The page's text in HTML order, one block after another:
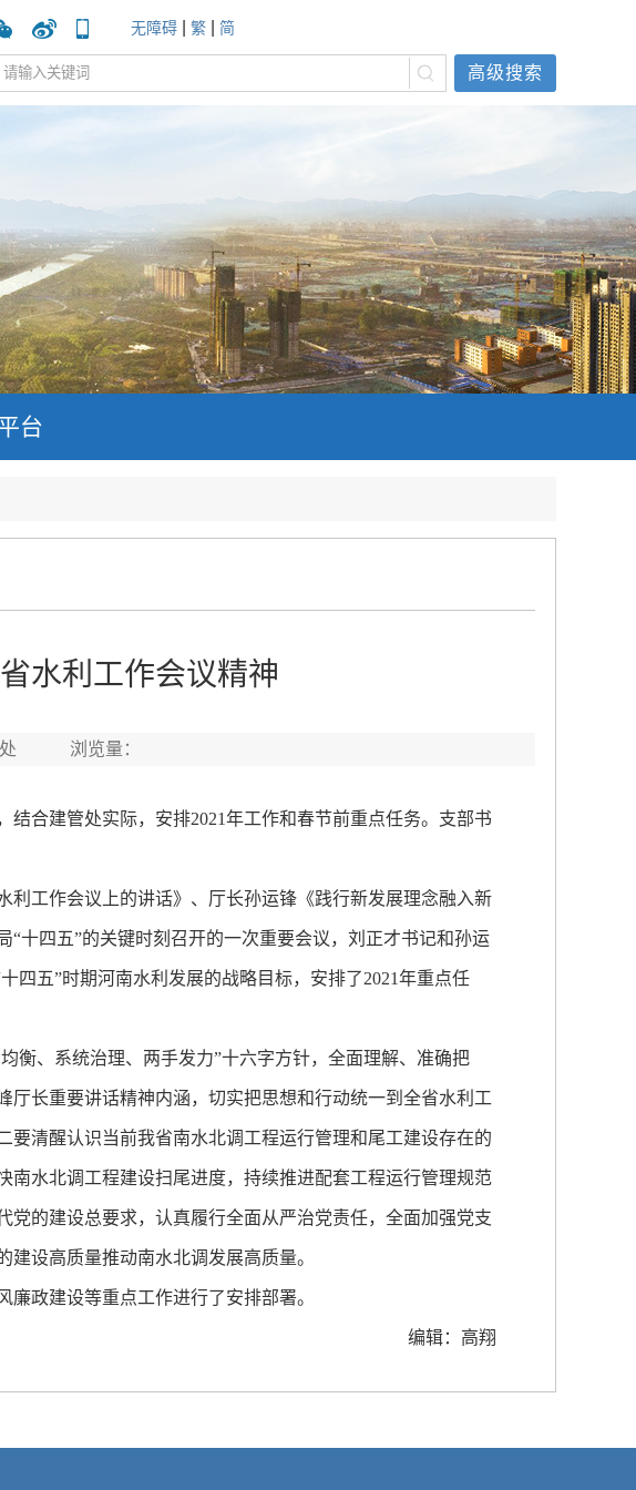
无障碍 繁 简
高级搜索
台
水利工作会议精神
处 浏览量：
合建管处实际，安排2021年工作和春节前重点任务。支部书
工作会议上的讲话》、厅长孙运锋《践行新发展理念融入新
十四五”的关键时刻召开的一次重要会议，刘正才书记和孙运
四五”时期河南水利发展的战略目标，安排了2021年重点任
、系统治理、两手发力”十六字方针，全面理解、准确把
长重要讲话精神内涵，切实把思想和行动统一到全省水利工
清醒认识当前我省南水北调工程运行管理和尾工建设存在的
水北调工程建设扫尾进度，持续推进配套工程运行管理规范
的建设总要求，认真履行全面从严治党责任，全面加强党支
设高质量推动南水北调发展高质量。
政建设等重点工作进行了安排部署。
编辑：高翔